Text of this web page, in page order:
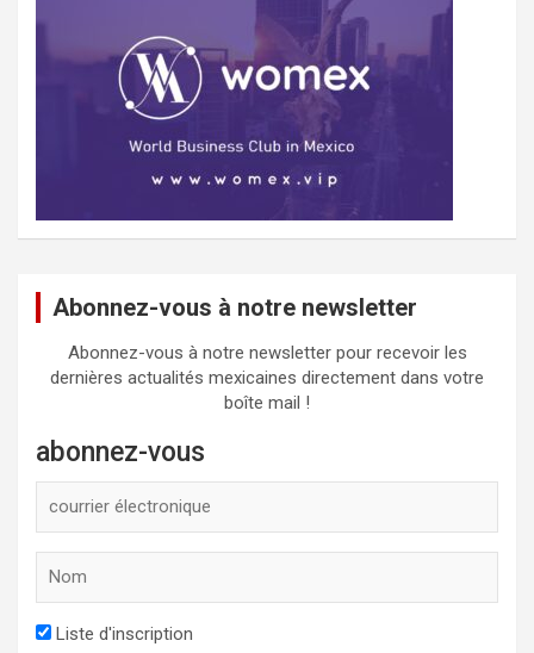
Abonnez-vous à notre newsletter
Abonnez-vous à notre newsletter pour recevoir les
dernières actualités mexicaines directement dans votre
boîte mail !
abonnez-vous
Liste d'inscription